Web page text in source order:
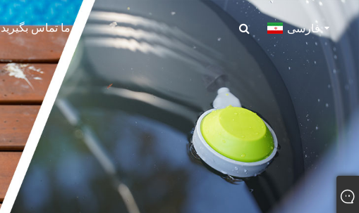
با ما تماس بگیرید فارسی